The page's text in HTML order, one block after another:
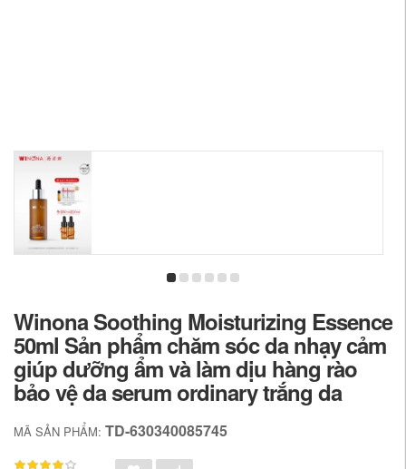
Winona Soothing Moisturizing Essence
50ml Sản phẩm chăm sóc da nhạy cảm
giúp dưỡng ẩm và làm dịu hàng rào
bảo vệ da serum ordinary trắng da
MÃ SẢN PHẨM: TD-630340085745